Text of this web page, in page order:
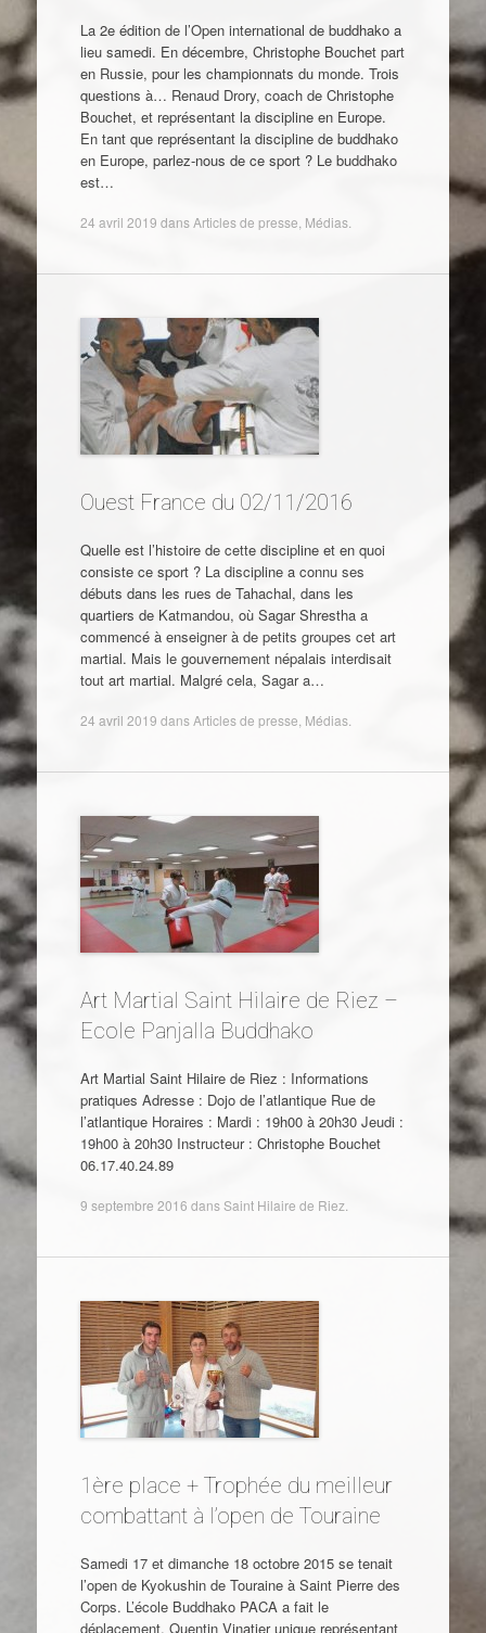
La 2e édition de l’Open international de buddhako a
lieu samedi. En décembre, Christophe Bouchet part
en Russie, pour les championnats du monde. Trois
questions à… Renaud Drory, coach de Christophe
Bouchet, et représentant la discipline en Europe.
En tant que représentant la discipline de buddhako
en Europe, parlez-nous de ce sport ? Le buddhako
est…
24 avril 2019 dansArticles de presse Médias.
Ouest France du 02/11/2016
Quelle est l’histoire de cette discipline et en quoi
consiste ce sport ? La discipline a connu ses
débuts dans les rues de Tahachal, dans les
quartiers de Katmandou, où Sagar Shrestha a
commencé à enseigner à de petits groupes cet art
martial. Mais le gouvernement népalais interdisait
tout art martial. Malgré cela, Sagar a…
24 avril 2019 dans Articles de presse Médias.
Art Martial Saint Hilaire de Riez –
Ecole Panjalla Buddhako
Art Martial Saint Hilaire de Riez : Informations
pratiques Adresse : Dojo de l’atlantique Rue de
l’atlantique Horaires : Mardi : 19h00 à 20h30 Jeudi :
19h00 à 20h30 Instructeur : Christophe Bouchet
06.17.40.24.89
9 septembre 2016 dansSaint Hilaire de Riez.
1ère place + Trophée du meilleur
combattant à l’open de Touraine
Samedi 17 et dimanche 18 octobre 2015 se tenait
l’open de Kyokushin de Touraine à Saint Pierre des
Corps. L’école Buddhako PACA a fait le
déplacement, Quentin Vinatier unique représentant